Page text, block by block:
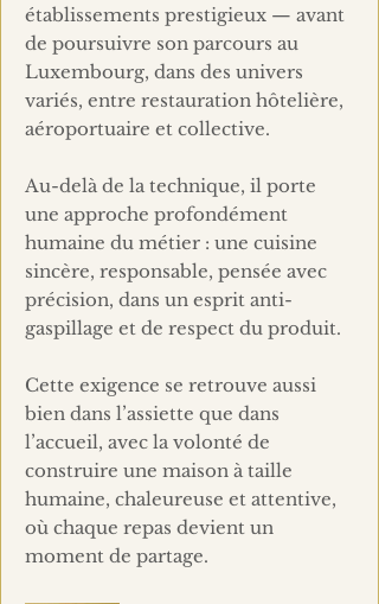
établissements prestigieux — avant
de poursuivre son parcours au
Luxembourg, dans des univers
variés, entre restauration hôtelière,
aéroportuaire et collective.
Au-delà de la technique, il porte
une approche profondément
humaine du métier : une cuisine
sincère, responsable, pensée avec
précision, dans un esprit anti-
gaspillage et de respect du produit.
Cette exigence se retrouve aussi
bien dans l’assiette que dans
l’accueil, avec la volonté de
construire une maison à taille
humaine, chaleureuse et attentive,
où chaque repas devient un
moment de partage.